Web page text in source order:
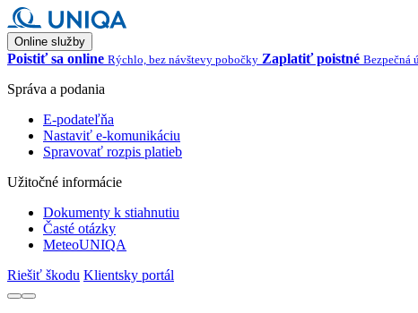
Online služby
Poistiť sa online Rýchlo, bez návštevy pobočky Zaplatiť poistné Bezpečná
Správa a podania
E-podateľňa
Nastaviť e-komunikáciu
Spravovať rozpis platieb
Užitočné informácie
Dokumenty k stiahnutiu
Časté otázky
MeteoUNIQA
Riešiť škodu Klientsky portál